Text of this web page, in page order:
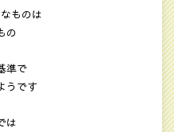
ものは
の
準で
うです
は